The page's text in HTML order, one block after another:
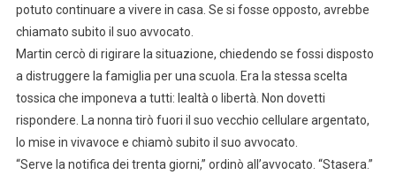
potuto continuare a vivere in casa. Se si fosse opposto, avrebbe
chiamato subito il suo avvocato.
Martin cercò di rigirare la situazione, chiedendo se fossi disposto
a distruggere la famiglia per una scuola. Era la stessa scelta
tossica che imponeva a tutti: lealtà o libertà. Non dovetti
rispondere. La nonna tirò fuori il suo vecchio cellulare argentato,
lo mise in vivavoce e chiamò subito il suo avvocato.
“Serve la notifica dei trenta giorni,” ordinò all’avvocato. “Stasera.”